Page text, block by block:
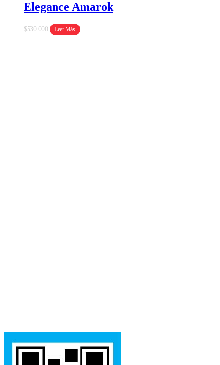
de
Elegance Amarok
$530.000 Leer Más